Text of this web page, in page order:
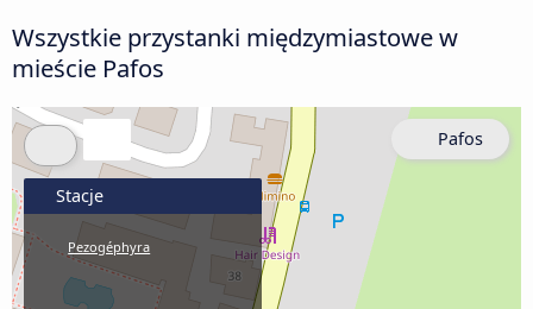
Wszystkie przystanki międzymiastowe w
mieście Pafos
Stacje
Pezogéphyra
Pafos